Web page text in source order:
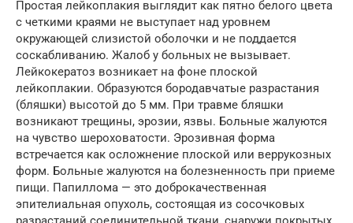
Простая лейкоплакия выглядит как пятно белого цвета
с четкими краями не выступает над уровнем
окружающей слизистой оболочки и не поддается
соскабливанию. Жалоб у больных не вызывает.
Лейкокератоз возникает на фоне плоской
лейкоплакии. Образуются бородавчатые разрастания
(бляшки) высотой до 5 мм. При травме бляшки
возникают трещины, эрозии, язвы. Больные жалуются
на чувство шероховатости. Эрозивная форма
встречается как осложнение плоской или веррукозных
форм. Больные жалуются на болезненность при приеме
пищи. Папиллома — это доброкачественная
эпителиальная опухоль, состоящая из сосочковых